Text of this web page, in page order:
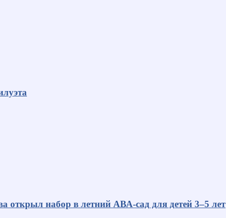
открыл набор в летний АВА-сад для детей 3–5 лет